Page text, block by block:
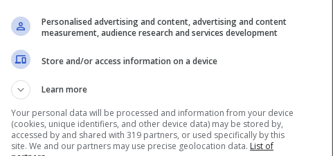
passo indietro a qualche anno fa, quando,
Personalised advertising and content, advertising and content
measurement, audience research and services development
Store and/or access information on a device
Learn more
Your personal data will be processed and information from your device
(cookies, unique identifiers, and other device data) may be stored by,
accessed by and shared with 319 partners, or used specifically by this
site. We and our partners may use precise geolocation data. List of